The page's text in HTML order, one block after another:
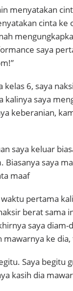
menyatakan
cinta ke
saya
kelas 6, saya
kalinya saya
keberanian,
saya keluar
Biasanya saya
maaf
waktu pertama
berat sama
saya
mawarnya ke
Saya begitu
kasih dia